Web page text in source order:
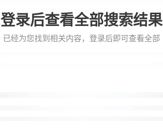
登录后查看全部搜索结果
已经为您找到相关内容，登录后即可查看全部